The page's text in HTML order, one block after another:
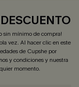
sin mínimo de compra!
vez. Al hacer clic en este
de Cupshe por
y condicionesy nuestra
momento.